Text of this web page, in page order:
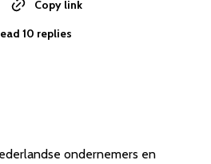
Copy link
10 replies
ondernemers en